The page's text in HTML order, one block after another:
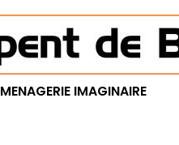
MENAGERIE IMAGINAIRE